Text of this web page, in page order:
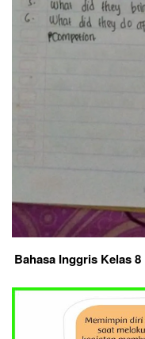
Bahasa Inggris Kelas 8